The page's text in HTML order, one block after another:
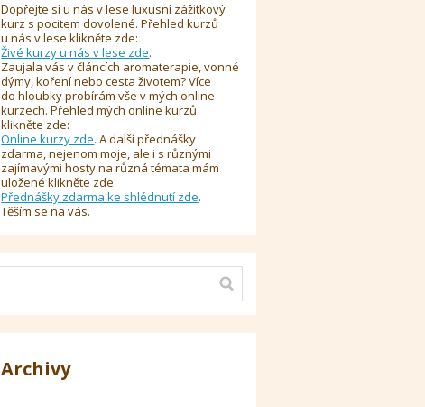
Dopřejte si u nás v lese luxusní zážitkový
kurz s pocitem dovolené. Přehled kurzů
u nás v lese klikněte zde:
Živé kurzy u nás v lese zde.
Zaujala vás v článcích aromaterapie, vonné
dýmy, koření nebo cesta životem? Více
do hloubky probírám vše v mých online
kurzech. Přehled mých online kurzů
klikněte zde:
Online kurzy zde. A další přednášky
zdarma, nejenom moje, ale i s různými
zajímavými hosty na různá témata mám
uložené klikněte zde:
Přednášky zdarma ke shlédnutí zde.
Těším se na vás.
Archivy